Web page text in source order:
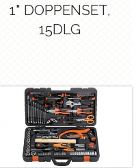
1" DOPPENSET,
15DLG